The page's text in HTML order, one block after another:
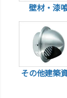
壁材・漆
その他建築